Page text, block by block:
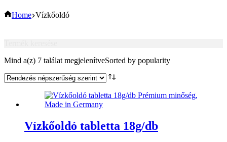
Home Vízkőoldó
Mind a(z) 7 találat megjelenítveSorted by popularity
Vízkőoldó tabletta 18g/db